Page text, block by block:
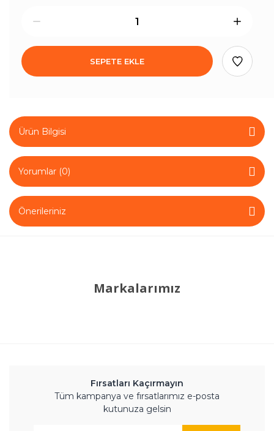
SEPETE EKLE
Ürün Bilgisi
Yorumlar (0)
Önerileriniz
Markalarımız
Fırsatları Kaçırmayın
Tüm kampanya ve fırsatlarımız e-posta
kutunuza gelsin